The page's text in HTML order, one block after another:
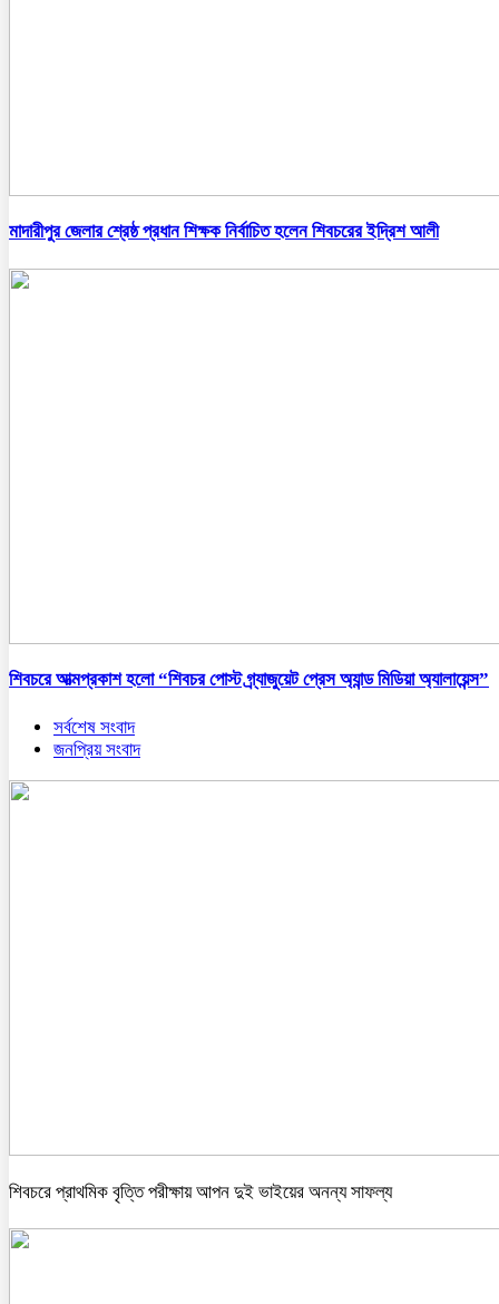
মাদারীপুর জেলার শ্রেষ্ঠ প্রধান শিক্ষক নির্বাচিত হলেন শিবচরের ইদ্রিশ আলী
শিবচরে আত্মপ্রকাশ হলো “শিবচর পোস্ট গ্র্যাজুয়েট প্রেস অ্যান্ড মিডিয়া অ্যালায়েন্স”
সর্বশেষ সংবাদ
জনপ্রিয় সংবাদ
শিবচরে প্রাথমিক বৃত্তি পরীক্ষায় আপন দুই ভাইয়ের অনন্য সাফল্য